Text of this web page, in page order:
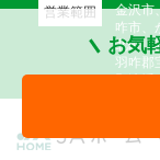
お気
営業範囲
金沢市
咋市、
北町、
羽咋郡
郡津幡